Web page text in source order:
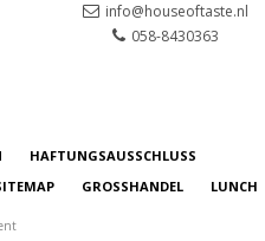
info@houseoftaste.nl
058-8430363
HAFTUNGSAUSSCHLUSS
GROSSHANDEL LUNCH